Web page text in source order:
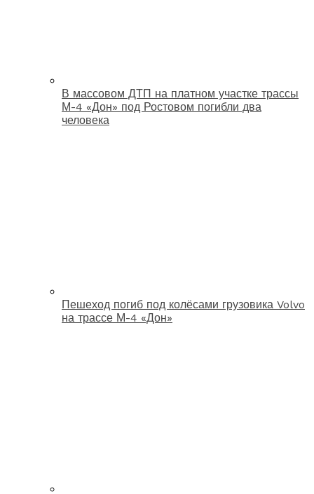
В массовом ДТП на платном участке трассы
М-4 «Дон» под Ростовом погибли два
человека
Пешеход погиб под колёсами грузовика Volvo
на трассе М-4 «Дон»